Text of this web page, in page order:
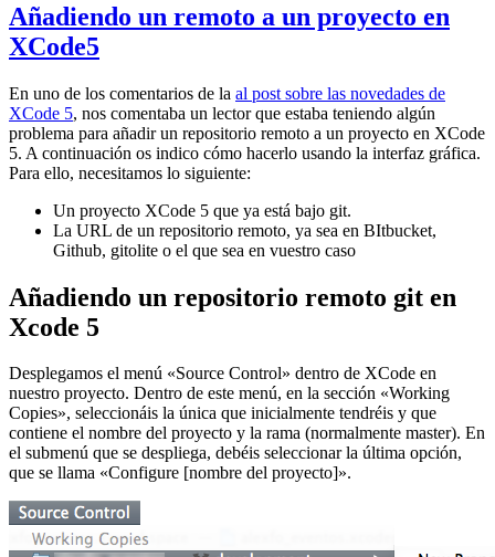
Añadiendo un remoto a un proyecto en
XCode5
En uno de los comentarios de la al post sobre las novedades de
XCode 5, nos comentaba un lector que estaba teniendo algún
problema para añadir un repositorio remoto a un proyecto en XCode
5. A continuación os indico cómo hacerlo usando la interfaz gráfica.
Para ello, necesitamos lo siguiente:
Un proyecto XCode 5 que ya está bajo git.
La URL de un repositorio remoto, ya sea en BItbucket,
Github, gitolite o el que sea en vuestro caso
Añadiendo un repositorio remoto git en
Xcode 5
Desplegamos el menú «Source Control» dentro de XCode en
nuestro proyecto. Dentro de este menú, en la sección «Working
Copies», seleccionáis la única que inicialmente tendréis y que
contiene el nombre del proyecto y la rama (normalmente master). En
el submenú que se despliega, debéis seleccionar la última opción,
que se llama «Configure [nombre del proyecto]».